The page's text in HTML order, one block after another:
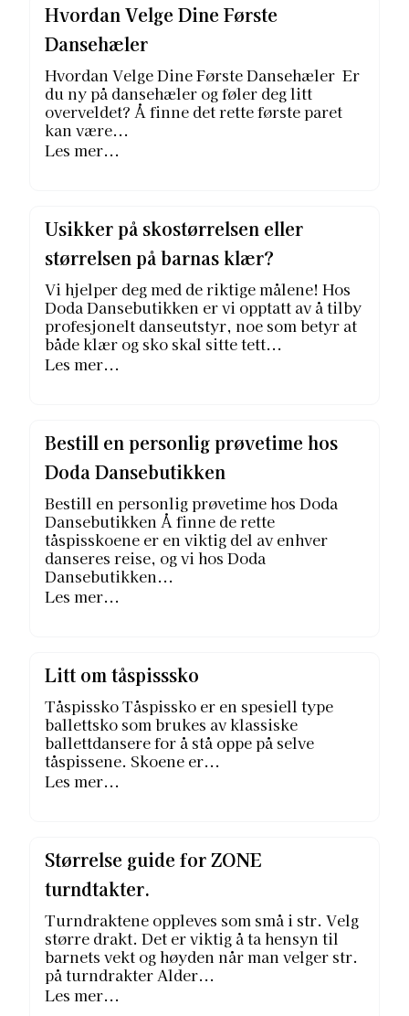
Hvordan Velge Dine Første
Dansehæler
Hvordan Velge Dine Første Dansehæler Er
du ny på dansehæler og føler deg litt
overveldet? Å finne det rette første paret
kan være...
Les mer...
Usikker på skostørrelsen eller
størrelsen på barnas klær?
Vi hjelper deg med de riktige målene! Hos
Doda Dansebutikken er vi opptatt av å tilby
profesjonelt danseutstyr, noe som betyr at
både klær og sko skal sitte tett...
Les mer...
Bestill en personlig prøvetime hos
Doda Dansebutikken
Bestill en personlig prøvetime hos Doda
Dansebutikken Å finne de rette
tåspisskoene er en viktig del av enhver
danseres reise, og vi hos Doda
Dansebutikken...
Les mer...
Litt om tåspisssko
Tåspissko Tåspissko er en spesiell type
ballettsko som brukes av klassiske
ballettdansere for å stå oppe på selve
tåspissene. Skoene er...
Les mer...
Størrelse guide for ZONE
turndtakter.
Turndraktene oppleves som små i str. Velg
større drakt. Det er viktig å ta hensyn til
barnets vekt og høyden når man velger str.
på turndrakter Alder...
Les mer...